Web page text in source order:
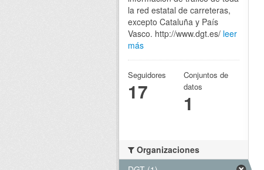
la red estatal de carreteras,
excepto Cataluña y País
Vasco. http://www.dgt.es/ leer
más
Seguidores
17
Conjuntos de
datos
1
Organizaciones